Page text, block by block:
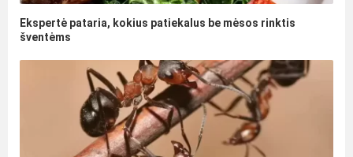
Ekspertė pataria, kokius patiekalus be mėsos rinktis
šventėms